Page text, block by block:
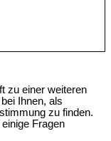
zu einer weiteren
Ihnen, als
zu finden.
Fragen